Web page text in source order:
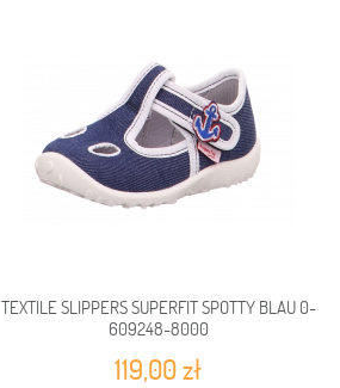
TEXTILE SLIPPERS SUPERFIT SPOTTY BLAU 0-
609248-8000
119,00 zł